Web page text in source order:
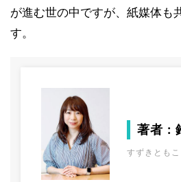
が進む世の中ですが、紙媒体も
す。
著者 :
すずきともこ